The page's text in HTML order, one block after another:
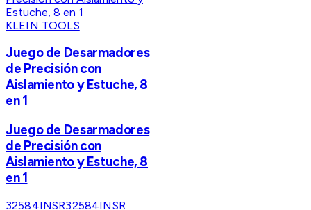
KLEIN TOOLS
Juego de Desarmadores
de Precisión con
Aislamiento y Estuche, 8
en 1
Juego de Desarmadores
de Precisión con
Aislamiento y Estuche, 8
en 1
32584INSR32584INSR